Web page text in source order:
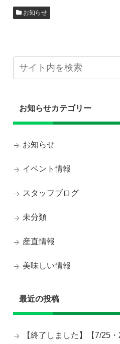
お知らせ
お知らせカテゴリー
お知らせ
イベント情報
スタッフブログ
未分類
産直情報
美味しい情報
最近の投稿
【終了しました】【7/25